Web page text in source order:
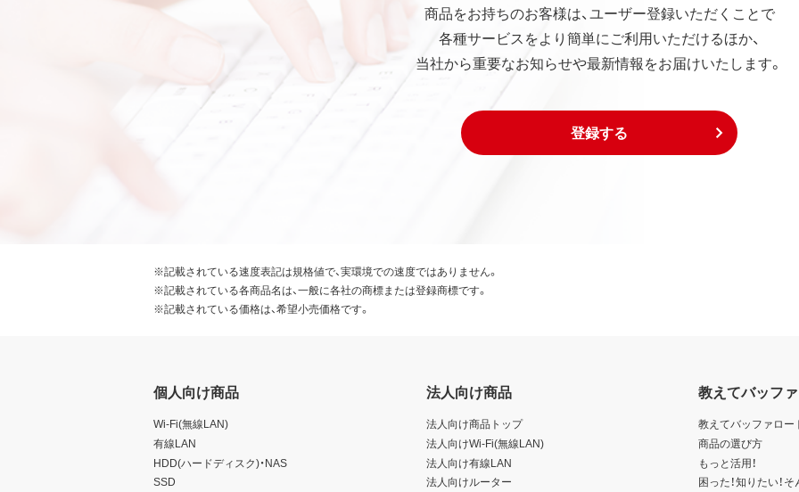
商品をお持ちのお客様は、ユーザー登録いただくことで
各種サービスをより簡単にご利用いただけるほか、
当社から重要なお知らせや最新情報をお届けいたします。
登録する
※記載されている速度表記は規格値で、実環境での速度ではありません。
※記載されている各商品名は、一般に各社の商標または登録商標です。
※記載されている価格は、希望小売価格です。
個人向け商品
Wi-Fi(無線LAN)
有線LAN
HDD(ハードディスク)・NAS
SSD
法人向け商品
法人向け商品トップ
法人向けWi-Fi(無線LAN)
法人向け有線LAN
法人向けルーター
教えてバッフ
教えてバッファロー
商品の選び方
もっと活用！
困った！知りたい！